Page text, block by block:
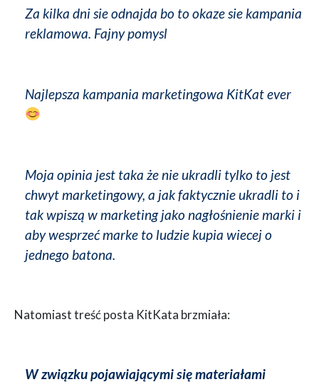
Za kilka dni sie odnajda bo to okaze sie kampania
reklamowa. Fajny pomysl
Najlepsza kampania marketingowa KitKat ever
Moja opinia jest taka że nie ukradli tylko to jest
chwyt marketingowy, a jak faktycznie ukradli to i
tak wpiszą w marketing jako nagłośnienie marki i
aby wesprzeć marke to ludzie kupia wiecej o
jednego batona.
Natomiast treść posta KitKata brzmiała:
W związku pojawiającymi się materiałami